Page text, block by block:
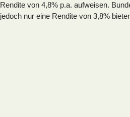
Rendite von 4,8% p.a. aufweisen.
jedoch nur eine Rendite von 3,8%